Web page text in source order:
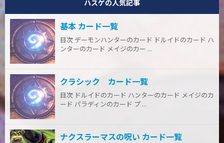
ハスゲの人気記事
基本 カード一覧
目次 デーモンハンターのカード ドルイドのカード ハ
ンターのカード メイジのカー ...
クラシック カード一覧
目次 ドルイドのカード ハンターのカード メイジのカ
ード パラディンのカード プ ...
ナクスラーマスの呪い カード一覧